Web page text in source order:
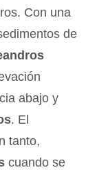
Con una
de
abajo y
. El
tanto,
cuando se